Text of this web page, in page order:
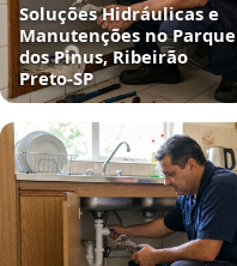
Soluções Hidráulicas e
Manutenções no Parque
dos Pinus, Ribeirão
Preto‑SP